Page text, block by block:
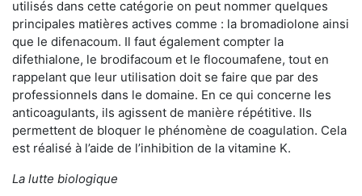
utilisés dans cette catégorie on peut nommer quelques
principales matières actives comme : la bromadiolone ainsi
que le difenacoum. Il faut également compter la
difethialone, le brodifacoum et le flocoumafene, tout en
rappelant que leur utilisation doit se faire que par des
professionnels dans le domaine. En ce qui concerne les
anticoagulants, ils agissent de manière répétitive. Ils
permettent de bloquer le phénomène de coagulation. Cela
est réalisé à l’aide de l’inhibition de la vitamine K.
La lutte biologique